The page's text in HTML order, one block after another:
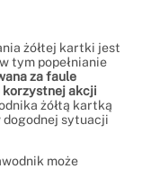
żółtej kartki jest
tym popełnianie
za faule
korzystnej akcji
żółtą kartką
dogodnej sytuacji
może